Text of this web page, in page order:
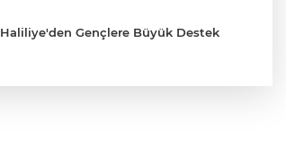
Haliliye'den Gençlere Büyük Destek